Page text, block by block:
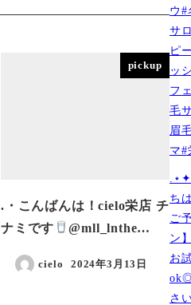
pickup
.・こんばんは！cielo栄店 チ
ナミです
@mll_lnthe…
cielo
投稿日
2024年3月13日
ウ#
サ
ピ
ッ
フ
毛
眉
マ#
ち
ご
ン
お
ok◎
さ